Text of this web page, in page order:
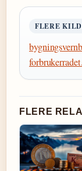
FLERE
FLERE